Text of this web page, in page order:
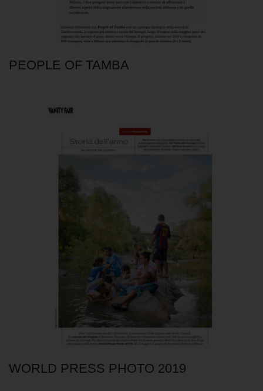
PEOPLE OF TAMBA
WORLD PRESS PHOTO 2019